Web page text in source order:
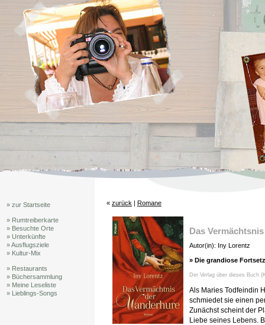
» zur Startseite
» Rumtreiberkarte
» Besuchte Orte
» Unterkünfte
» Ausflugsziele
» Kultur-Mix
» Restaurants
» Büchersammlung
» Meine Leseliste
» Lieblings-Songs
« zurück | Romane
Das
Autor(in): Iny Lorentz
» Die grandiose
Der Verlag über dieses Buch
Als Maries Todfeindin
schmiedet sie einen
Zunächst scheint der
Liebe seines Lebens.